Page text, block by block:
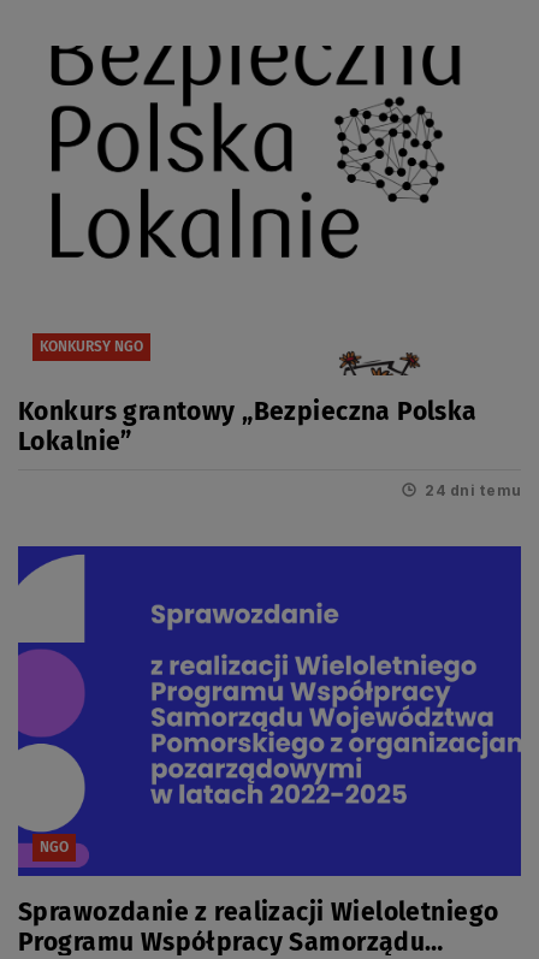
KONKURSY NGO
Konkurs grantowy „Bezpieczna Polska
Lokalnie”
24 dni temu
NGO
Sprawozdanie z realizacji Wieloletniego
Programu Współpracy Samorządu